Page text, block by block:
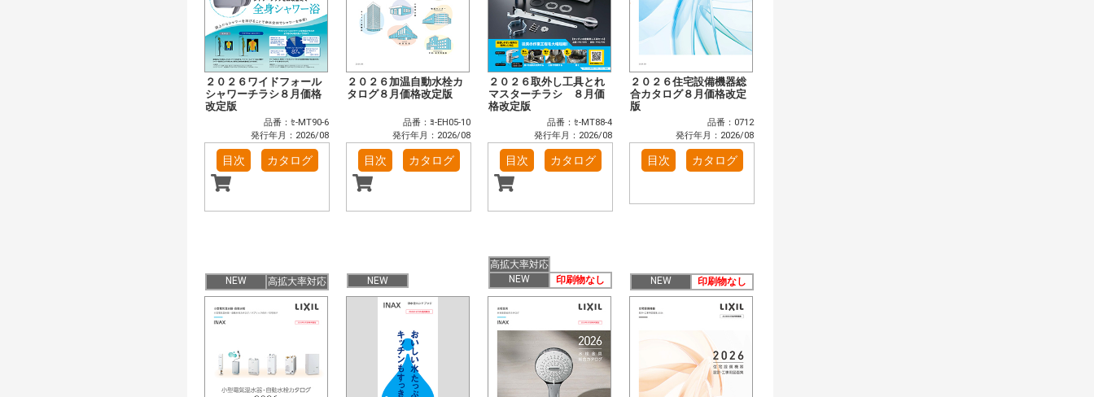
２０２６ワイドフォール
シャワーチラシ８月価格
改定版
品番：ｾ-MT90-6
発行年月：2026/08
目次 カタログ
２０２６加温自動水栓カ
タログ８月価格改定版
品番：ﾖ-EH05-10
発行年月：2026/08
目次 カタログ
２０２６取外し工具とれ
マスターチラシ ８月価
格改定版
品番：ｾ-MT88-4
発行年月：2026/08
目次 カタログ
２０２６住宅設備機器総
合カタログ８月価格改定
版
品番：0712
発行年月：2026/08
目次 カタログ
NEW 高拡大率対応 NEW
高拡大率対応
NEW
印刷物なし NEW 印刷物なし